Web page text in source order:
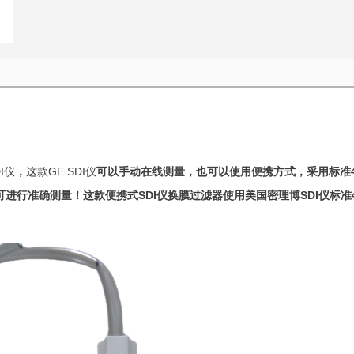
仪 ， 这款GE SDI仪可以手动在线测量，也可以使用便携方式，采用标
行准确测量！这款便携式SDI仪换膜过滤器使用美国密理博SDI仪标